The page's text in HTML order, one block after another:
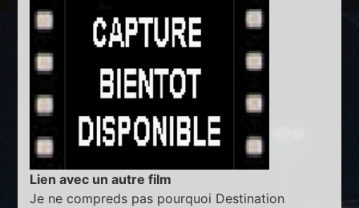
Lien avec un autre film
Je ne compreds pas pourquoi Destination